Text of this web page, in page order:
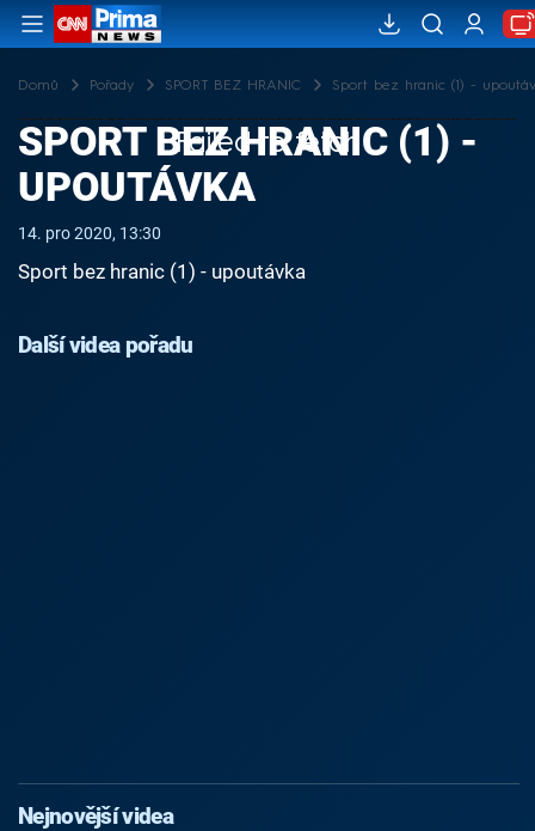
Domů Pořady SPORT BEZ HRANIC Sport bez hranic (1) -
Failed to fetch
SPORT BEZ HRANIC (1) -
UPOUTÁVKA
14. pro 2020, 13:30
Sport bez hranic (1) - upoutávka
Další videa pořadu
Nejnovější videa